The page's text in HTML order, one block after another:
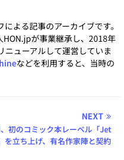
よる記事のアーカイブです。
が事業継承し、2018年
ューアルして運営していま
などを利用すると、当時の
NEXT
初のコミック本レーベル「Jet
を立ち上げ、有名作家陣と契約